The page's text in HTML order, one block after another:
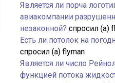
Является ли порча
авиакомпании
незаконной? спросил (а)
Есть ли потолок на
спросил (а) flyman
Является ли число
функцией потока